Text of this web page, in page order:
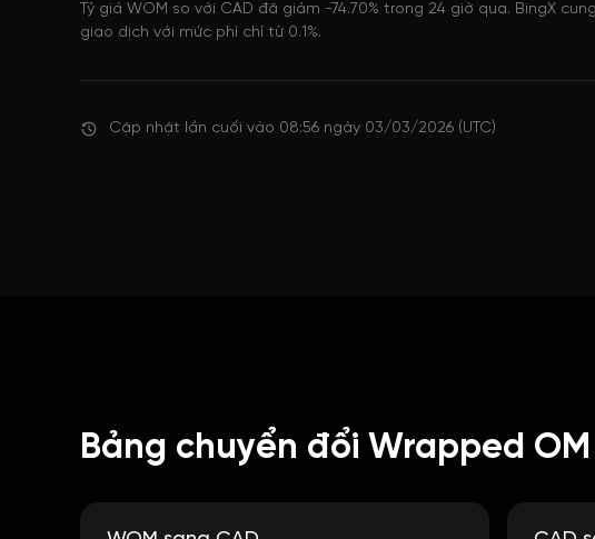
Tỷ giá WOM so với CAD đã giảm -74.70% trong 24 giờ qua. BingX
giao dịch với mức phí chỉ từ 0.1%.
Cập nhật lần cuối vào 08:56 ngày 03/03/2026 (UTC)
Bảng chuyển đổi Wrapped OM